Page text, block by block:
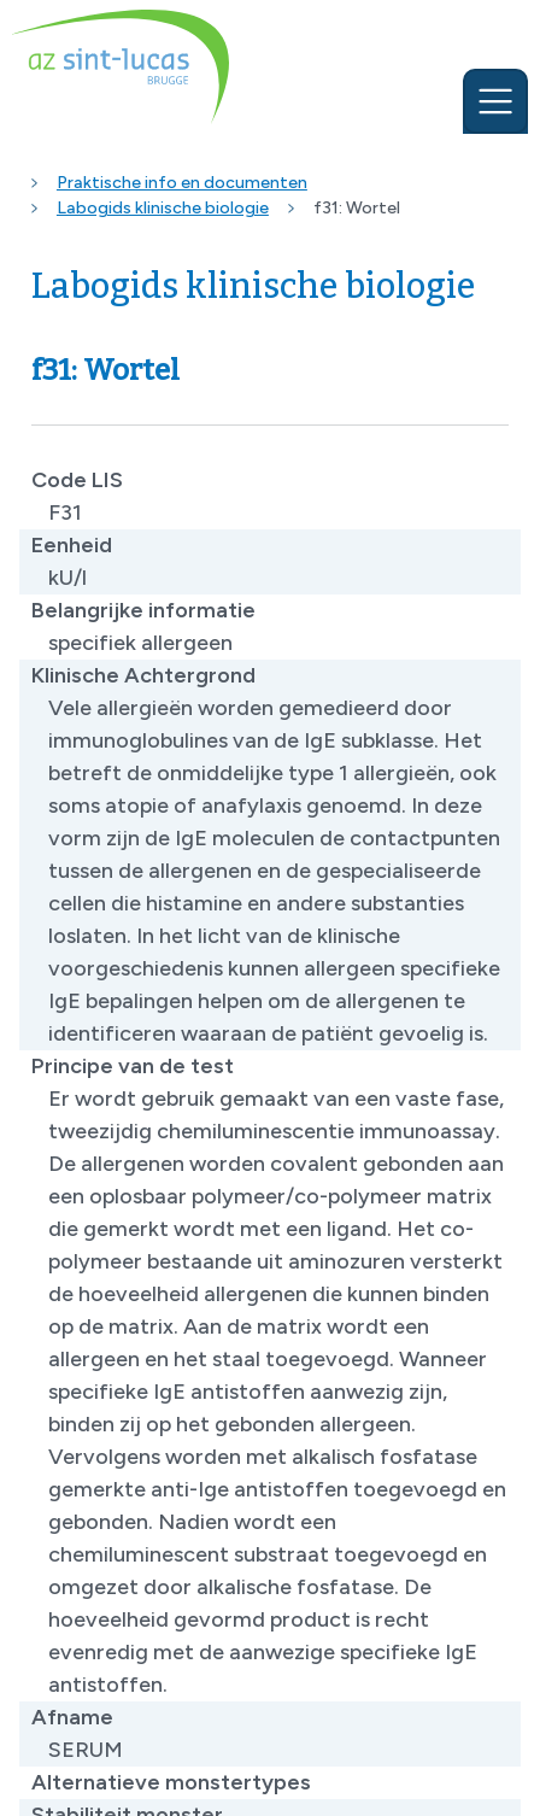
Praktische info en documenten
Labogids klinische biologie
f31: Wortel
Labogids klinische biologie
f31: Wortel
Code LIS
F31
Eenheid
kU/l
Belangrijke informatie
specifiek allergeen
Klinische Achtergrond
​Vele allergieën worden gemedieerd door
immunoglobulines van de IgE subklasse. Het
betreft de onmiddelijke type 1 allergieën, ook
soms atopie of anafylaxis genoemd. In deze
vorm zijn de IgE moleculen de contactpunten
tussen de allergenen en de gespecialiseerde
cellen die histamine en andere substanties
loslaten. In het licht van de klinische
voorgeschiedenis kunnen allergeen specifieke
IgE bepalingen helpen om de allergenen te
identificeren waaraan de patiënt gevoelig is.
Principe van de test
​Er wordt gebruik gemaakt van een vaste fase,
tweezijdig chemiluminescentie immunoassay.
De allergenen worden covalent gebonden aan
een oplosbaar polymeer/co-polymeer matrix
die gemerkt wordt met een ligand. Het co-
polymeer bestaande uit aminozuren versterkt
de hoeveelheid allergenen die kunnen binden
op de matrix. Aan de matrix wordt een
allergeen en het staal toegevoegd. Wanneer
specifieke IgE antistoffen aanwezig zijn,
binden zij op het gebonden allergeen.
Vervolgens worden met alkalisch fosfatase
gemerkte anti-Ige antistoffen toegevoegd en
gebonden. Nadien wordt een
chemiluminescent substraat toegevoegd en
omgezet door alkalische fosfatase. De
hoeveelheid gevormd product is recht
evenredig met de aanwezige specifieke IgE
antistoffen.
Afname
SERUM
Alternatieve monstertypes